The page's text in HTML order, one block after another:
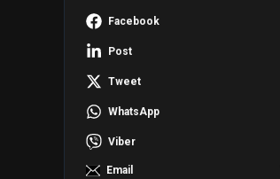
Facebook
Post
Tweet
WhatsApp
Viber
Email